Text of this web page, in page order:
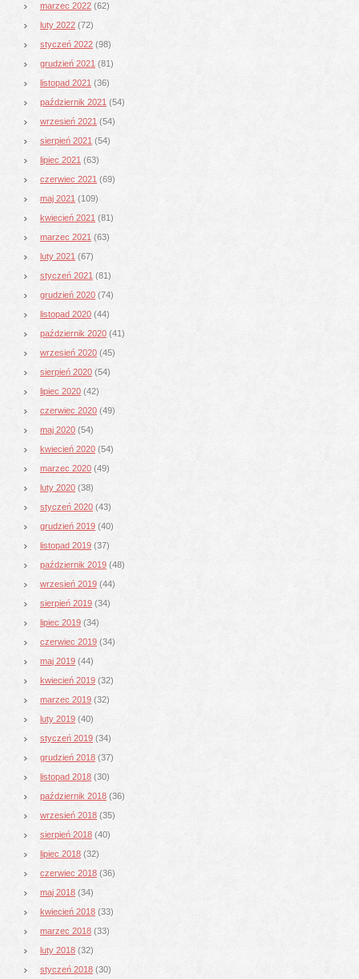
marzec 2022 (62)
luty 2022 (72)
styczeń 2022 (98)
grudzień 2021 (81)
listopad 2021 (36)
październik 2021 (54)
wrzesień 2021 (54)
sierpień 2021 (54)
lipiec 2021 (63)
czerwiec 2021 (69)
maj 2021 (109)
kwiecień 2021 (81)
marzec 2021 (63)
luty 2021 (67)
styczeń 2021 (81)
grudzień 2020 (74)
listopad 2020 (44)
październik 2020 (41)
wrzesień 2020 (45)
sierpień 2020 (54)
lipiec 2020 (42)
czerwiec 2020 (49)
maj 2020 (54)
kwiecień 2020 (54)
marzec 2020 (49)
luty 2020 (38)
styczeń 2020 (43)
grudzień 2019 (40)
listopad 2019 (37)
październik 2019 (48)
wrzesień 2019 (44)
sierpień 2019 (34)
lipiec 2019 (34)
czerwiec 2019 (34)
maj 2019 (44)
kwiecień 2019 (32)
marzec 2019 (32)
luty 2019 (40)
styczeń 2019 (34)
grudzień 2018 (37)
listopad 2018 (30)
październik 2018 (36)
wrzesień 2018 (35)
sierpień 2018 (40)
lipiec 2018 (32)
czerwiec 2018 (36)
maj 2018 (34)
kwiecień 2018 (33)
marzec 2018 (33)
luty 2018 (32)
styczeń 2018 (30)